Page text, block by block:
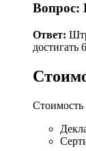
Вопрос:
Ответ:
достигать
Стоимость